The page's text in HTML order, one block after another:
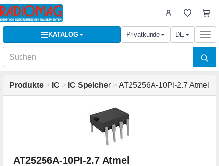
KATALOG Privatkunde DE
Produkte > IC > IC Speicher > AT25256A-10PI-2.7 Atmel
AT25256A-10PI-2.7 Atmel